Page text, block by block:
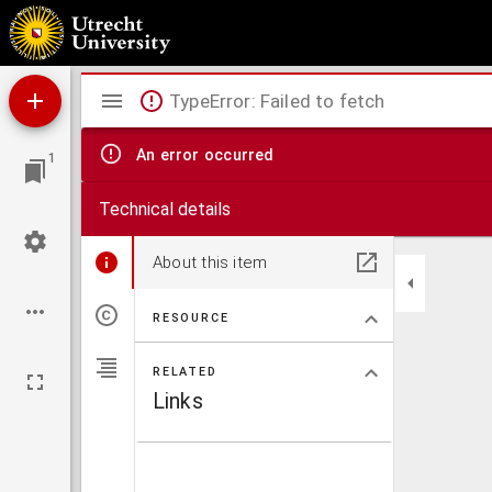
Alte Newe Zeitung Von der Welt Lauff, geschwinden Listen vñ[d] Practiken, Auch
den Menschen vnd vnter einander selber reden können, widerholet, Vnnd Jn disen
gern wahrnen lassen) wohlmeinendt zusammen gezogen, vnd mit kurtzen Exemplen
1
Mirador
viewer
TypeError: Failed to fetch
An error occurred
Technical details
About this item
RESOURCE
RELATED
Links